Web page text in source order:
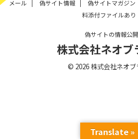
メール
偽サイト情報 偽サイトマガジン
料添付ファイルあり
偽サイトの情報公開
株式会社ネオブ
© 2026 株式会社ネオブ
Translate »